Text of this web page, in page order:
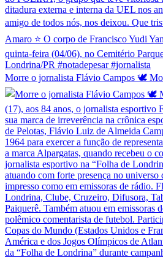
Morre o jornalista Flávio Campos 🕊️